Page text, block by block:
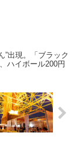
”出現。「ブラック
ハイボール200円